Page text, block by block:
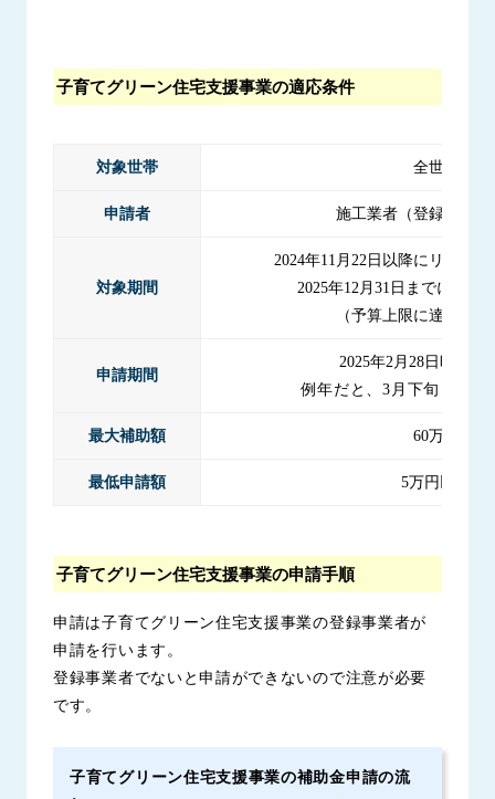
子育てグリーン住宅支援事業の適応条件
対象世帯 全世帯
申請者 施工業者（登録事業者
対象期間
2024年11月22日以降にリフォ
2025年12月31日までに工事
（予算上限に達し次
申請期間
2025年2月28日時点で
例年だと、3月下旬～12月
最大補助額 60万円
最低申請額 5万円以上
子育てグリーン住宅支援事業の申請手順
申請は子育てグリーン住宅支援事業の登録事業者が
申請を行います。
登録事業者でないと申請ができないので注意が必要
です。
子育てグリーン住宅支援事業の補助金申請の流